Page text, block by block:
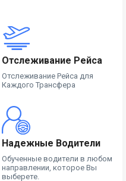
Отслеживание Рейса
Отслеживание Рейса для
Каждого Трансфера
Надежные Водители
Обученные водители в любом
направлении, которое Вы
выберете.